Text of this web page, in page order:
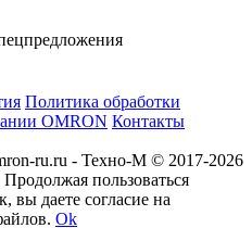
Политика обработки
OMRON Контакты
ru.ru - Техно-М © 2017-2026
пользоваться
вы даете согласие на
Ok